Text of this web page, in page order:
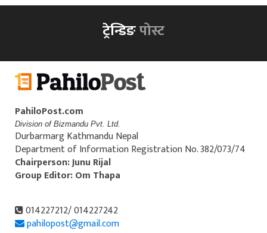
ट्रेन्डिङपोस्ट
PahiloPost.com
Division of Bizmandu Pvt. Ltd.
Durbarmarg Kathmandu Nepal
Department of Information Registration No. 382/073/74
Chairperson: Junu Rijal
Group Editor: Om Thapa
014227212/ 014227242
pahilopost@gmail.com